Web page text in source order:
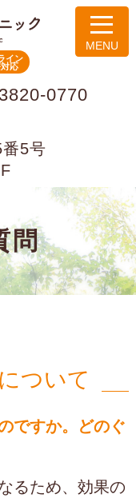
イン
応
0770
5号
問
ついて
ですか。どのぐ
るため、効果の